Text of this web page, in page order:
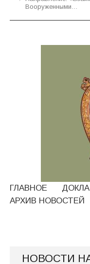
Вооруженными…
ГЛАВНОЕ
АРХИВ НОВОСТЕЙ
НОВОСТИ